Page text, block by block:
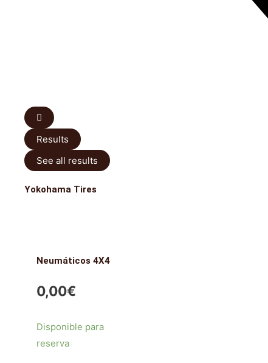
Results
See all results
Yokohama Tires
Neumáticos 4X4
0,00€
Disponible para
reserva
Neumáticos
4X4